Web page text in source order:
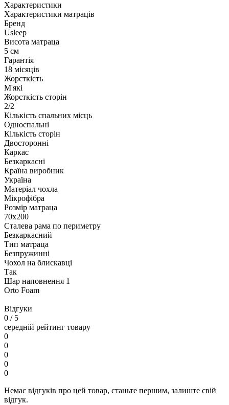
Характеристики
Характеристики матраців
Бренд
Usleep
Висота матраца
5 см
Гарантія
18 місяців
Жорсткість
М'які
Жорсткість сторін
2/2
Кількість спальних місць
Односпальні
Кількість сторін
Двосторонні
Каркас
Безкаркасні
Країна виробник
Україна
Матеріал чохла
Мікрофібра
Розмір матраца
70х200
Сталева рама по периметру
Безкаркасний
Тип матраца
Безпружинні
Чохол на блискавці
Так
Шар наповнення 1
Orto Foam
Відгуки
0 / 5
середній рейтинг товару
0
0
0
0
0
Немає відгуків про цей товар, станьте першим, залиште свій
відгук.